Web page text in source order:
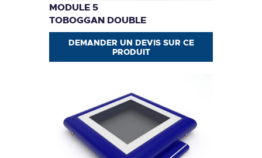
MODULE 5
TOBOGGAN DOUBLE
DEMANDER UN DEVIS SUR CE
PRODUIT